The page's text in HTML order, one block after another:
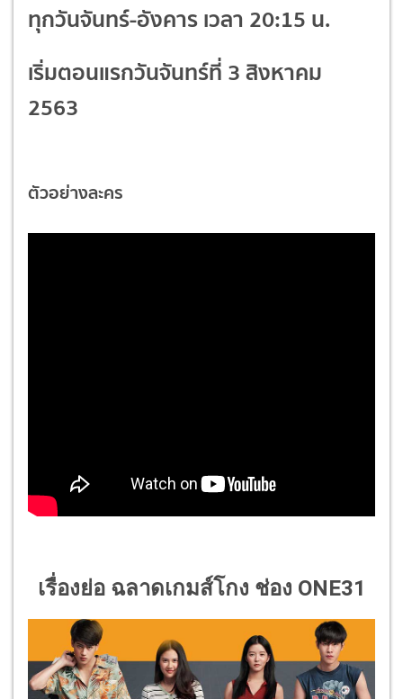
ทุกวันจันทร์-อังคาร เวลา 20:15 น.
เริ่มตอนแรกวันจันทร์ที่ 3 สิงหาคม
2563
ตัวอย่างละคร
เรื่องย่อ ฉลาดเกมส์โกง ช่อง ONE31